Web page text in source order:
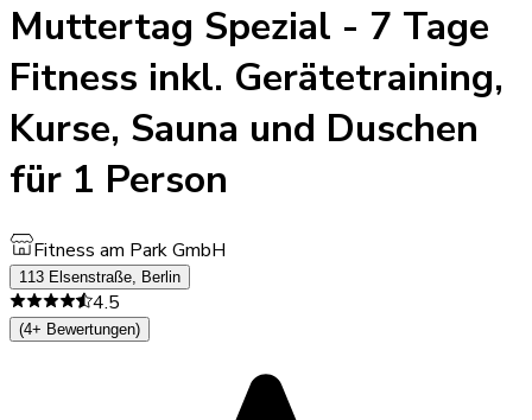
Muttertag Spezial - 7 Tage
Fitness inkl. Gerätetraining,
Kurse, Sauna und Duschen
für 1 Person
Fitness am Park GmbH
113 Elsenstraße, Berlin
4.5
(4+ Bewertungen)